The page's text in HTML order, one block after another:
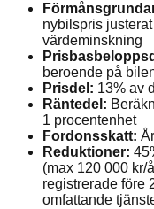
nybilspris
värdeminskning
beroende på
Prisdel: 13% av
Räntedel:
1 procentenhet
Fordonsskatt:
Reduktioner:
(max 120 000 kr/
registrerade före
omfattande